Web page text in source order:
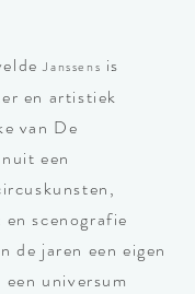
Janssens is
en artistiek
van De
een
scenografie
de jaren een eigen
universum